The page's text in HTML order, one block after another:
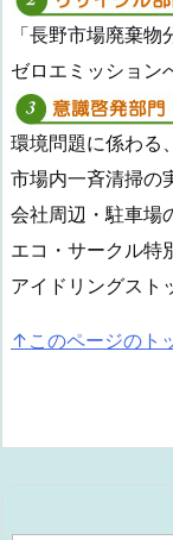
「長野市場廃棄
ゼロエミッション
環境問題に係わる
市場内一斉清掃の
会社周辺・駐車場
エコ・サークル特
アイドリングスト
↑このページのト